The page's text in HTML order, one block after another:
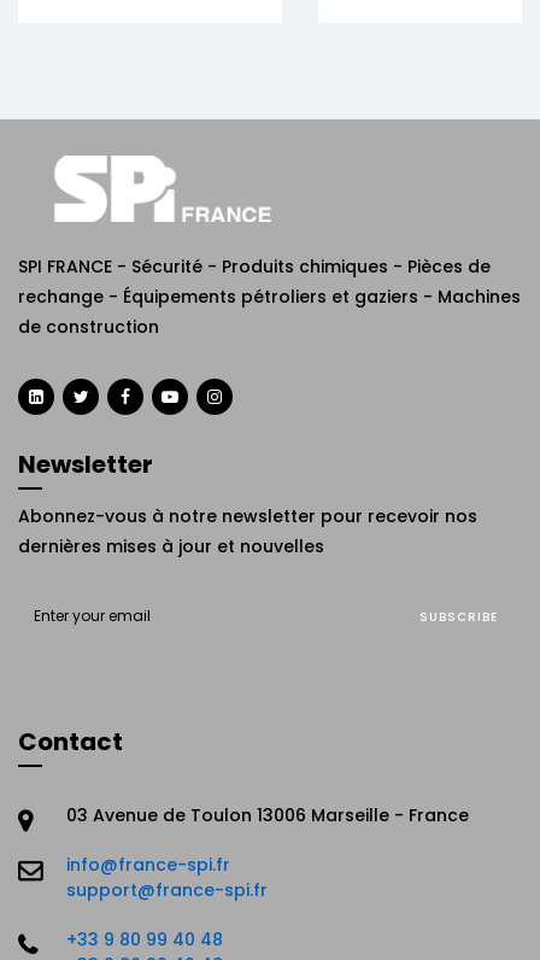
SPI FRANCE - Sécurité - Produits chimiques - Pièces de
rechange - Équipements pétroliers et gaziers - Machines
de construction
Newsletter
Abonnez-vous à notre newsletter pour recevoir nos
dernières mises à jour et nouvelles
SUBSCRIBE
Contact
03 Avenue de Toulon 13006 Marseille - France
info@france-spi.fr
support@france-spi.fr
+33 9 80 99 40 48